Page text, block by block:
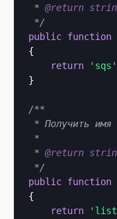
* @return
*/
public function
{
return
'sqs'
}
/**
* Получить имя
*
* @return
*/
public function
{
return